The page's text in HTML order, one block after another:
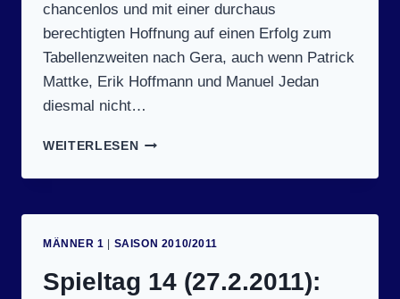
chancenlos und mit einer durchaus
berechtigten Hoffnung auf einen Erfolg zum
Tabellenzweiten nach Gera, auch wenn Patrick
Mattke, Erik Hoffmann und Manuel Jedan
diesmal nicht…
WEITERLESENSPIELTAG
(12.3.2011):
SV
SV
MÄNNER 1 SAISON 2010/2011
Spieltag 14 (27.2.2011):